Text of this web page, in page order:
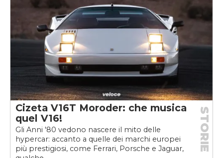
Cizeta V16T Moroder: che musica
quel V16!
Gli Anni '80 vedono nascere il mito delle
hypercar: accanto a quelle dei marchi europei
più prestigiosi, come Ferrari, Porsche e Jaguar,
STORIE